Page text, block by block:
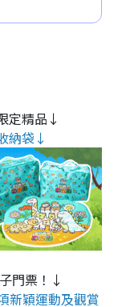
定精品↓
納袋↓
門票！↓
新穎運動及觀賞